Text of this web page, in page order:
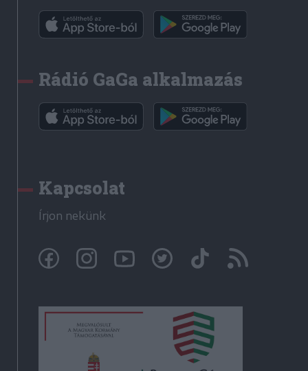
Rádió GaGa alkalmazás
Kapcsolat
Írjon nekünk